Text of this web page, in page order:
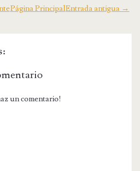
Entrada antigua →
Página Principal
un comentario!